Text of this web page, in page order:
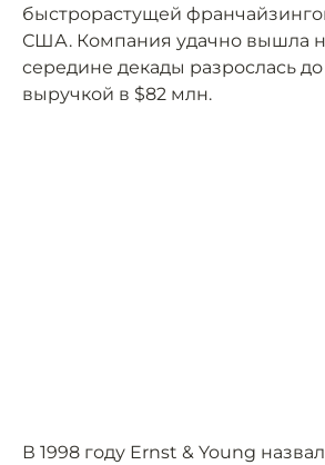
быстрорастущей
США. Компания удачно вышла
середине декады разрослась
выручкой в $82 млн.
В 1998 году Ernst & Young